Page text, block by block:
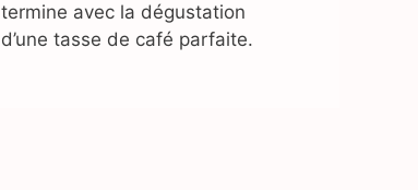
termine avec la dégustation
d’une tasse de café parfaite.